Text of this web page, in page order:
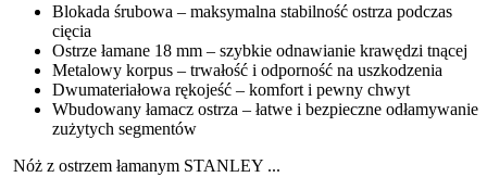
Blokada śrubowa – maksymalna stabilność ostrza podczas
cięcia
Ostrze łamane 18 mm – szybkie odnawianie krawędzi tnącej
Metalowy korpus – trwałość i odporność na uszkodzenia
Dwumateriałowa rękojeść – komfort i pewny chwyt
Wbudowany łamacz ostrza – łatwe i bezpieczne odłamywanie
zużytych segmentów
Nóż z ostrzem łamanym STANLEY ...